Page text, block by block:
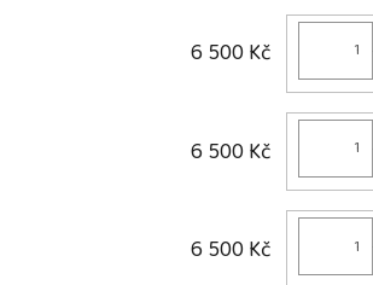
6 500 Kč
6 500 Kč
6 500 Kč